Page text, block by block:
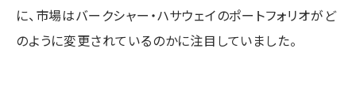
に、市場はバークシャー・ハサウェイのポートフォリオがど
のように変更されているのかに注目していました。